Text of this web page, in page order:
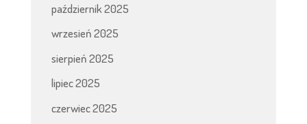
październik 2025
wrzesień 2025
sierpień 2025
lipiec 2025
czerwiec 2025